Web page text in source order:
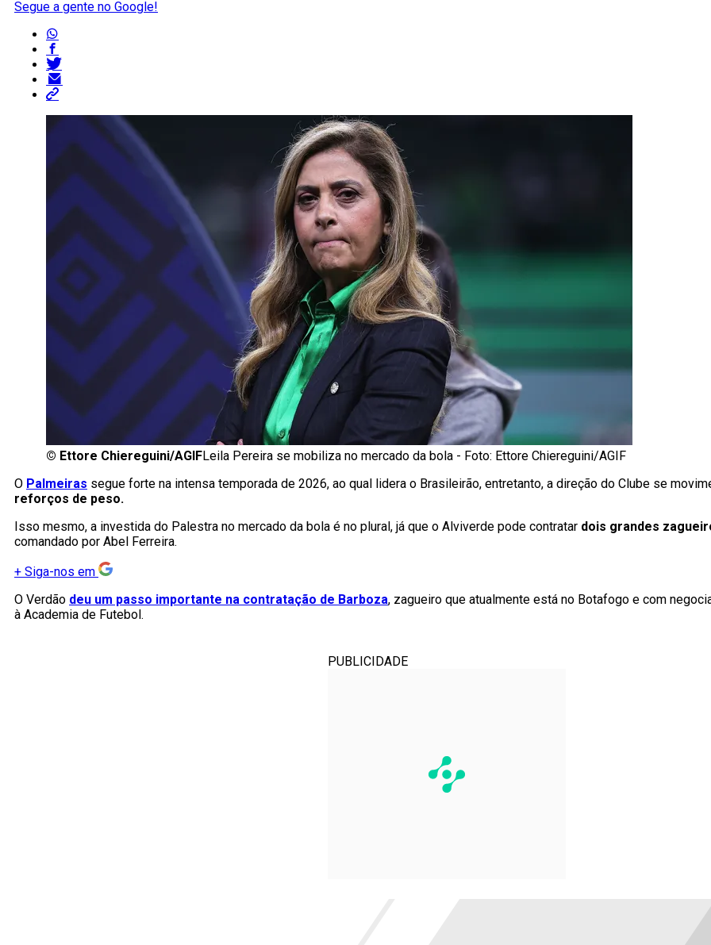
Segue a gente no Google!
© Ettore Chiereguini/AGIFLeila Pereira se mobiliza no mercado da bola - Foto: Ettore Chiereguini/AGIF
O Palmeiras segue forte na intensa temporada de 2026, ao qual lidera o Brasileirão, entretanto, a direção do Clube se
reforços de peso.
Isso mesmo, a investida do Palestra no mercado da bola é no plural, já que o Alviverde pode contratar dois grandes
comandado por Abel Ferreira.
+ Siga-nos em
O Verdão deu um passo importante na contratação de Barboza, zagueiro que atualmente está no Botafogo e com
à Academia de Futebol.
PUBLICIDADE